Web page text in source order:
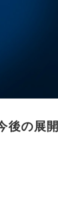
後の展開